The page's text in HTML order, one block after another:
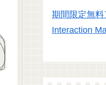
期間限定無
Interaction